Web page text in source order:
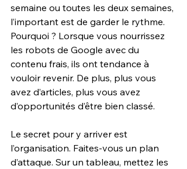
semaine ou toutes les deux semaines,
l’important est de garder le rythme.
Pourquoi ? Lorsque vous nourrissez
les robots de Google avec du
contenu frais, ils ont tendance à
vouloir revenir. De plus, plus vous
avez d’articles, plus vous avez
d’opportunités d’être bien classé.
Le secret pour y arriver est
l’organisation. Faites-vous un plan
d’attaque. Sur un tableau, mettez les